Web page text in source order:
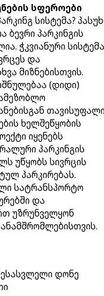
სფეროები
სისტემა?
ბევრი პარკინგის
ჭკვიანური სისტემა
და
მიზნებისთვის.
(დიდი)
ხელშეწყობის
იყენებს
პარკინგის
უწყობს სივრცის
პარკირებას.
სატრანსპორტო
და
უზრუნველყონ
დონე